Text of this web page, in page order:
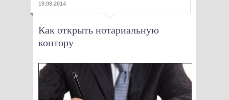
19.08.2014
Как открыть нотариальную
контору